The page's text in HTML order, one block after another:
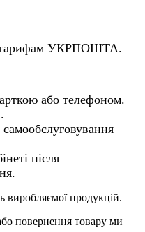
тарифам УКРПОШТА.
або телефоном.
після
виробляємої продукцій.
повернення товару ми